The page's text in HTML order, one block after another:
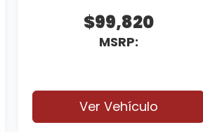
$99,820
MSRP:
Ver Vehículo